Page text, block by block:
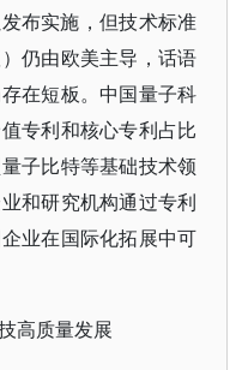
布实施，但技术标准
仍由欧美主导，话语
在短板。中国量子科
专利和核心专利占比
子比特等基础技术领
和研究机构通过专利
业在国际化拓展中可
高质量发展